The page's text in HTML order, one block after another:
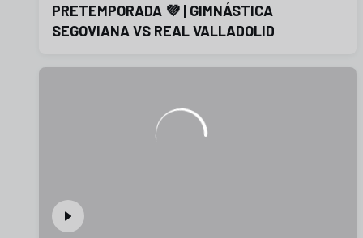
PRETEMPORADA 💜 | GIMNÁSTICA
SEGOVIANA VS REAL VALLADOLID